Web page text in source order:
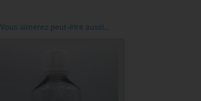
Vous aimerez peut-être aussi…